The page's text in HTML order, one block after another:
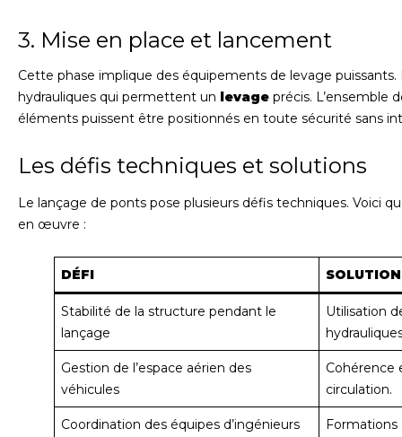
3. Mise en place et lancement
Cette phase implique des équipements de levage
hydrauliques qui permettent un levage précis. L’ensemble
éléments puissent être positionnés en toute sécurité sans
Les défis techniques et solutions
Le lançage de ponts pose plusieurs défis techniques. Voici
en œuvre :
DÉFI SOLUTION
Stabilité de la structure pendant le
lançage
Utilisation
Gestion de l’espace aérien des
véhicules
Cohérence
circulation.
Coordination des équipes d’ingénieurs
Formations